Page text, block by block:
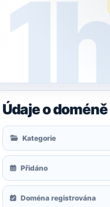
Údaje o doméně
Kategorie
Přidáno
Doména registrována